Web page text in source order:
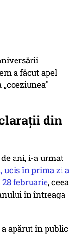
a făcut apel
din
ani, i-a urmat
ucis în prima zi a
februarie, ceea
în întreaga
apărut în public